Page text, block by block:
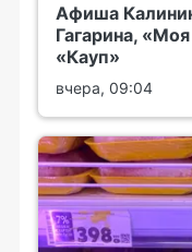
Афиша
Гагарина,
«Кауп»
вчера, 09:04